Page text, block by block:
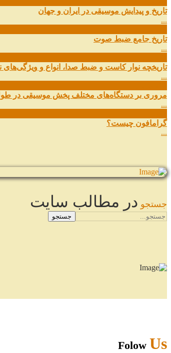
تاریخ و پیدایش موسیقی در ایران و جهان
...
تاریخ جامع ضبط صوت
...
تاریخچه نوار کاست و ضبط صدا، انواع و ویژگی‌های
...
مروری بر دستگاه‌های مختلف پخش موسیقی در
...
گرامافون چیست؟
...
جستجو در مطالب سایت
جستجو
Folow Us